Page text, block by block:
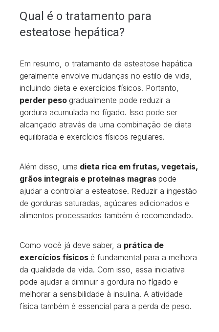
Qual é o tratamento para
esteatose hepática?
Em resumo, o tratamento da esteatose hepática
geralmente envolve mudanças no estilo de vida,
incluindo dieta e exercícios físicos. Portanto,
perder peso gradualmente pode reduzir a
gordura acumulada no fígado. Isso pode ser
alcançado através de uma combinação de dieta
equilibrada e exercícios físicos regulares.
Além disso, uma dieta rica em frutas, vegetais,
grãos integrais e proteínas magras pode
ajudar a controlar a esteatose. Reduzir a ingestão
de gorduras saturadas, açúcares adicionados e
alimentos processados também é recomendado.
Como você já deve saber, a prática de
exercícios físicos é fundamental para a melhora
da qualidade de vida. Com isso, essa iniciativa
pode ajudar a diminuir a gordura no fígado e
melhorar a sensibilidade à insulina. A atividade
física também é essencial para a perda de peso.